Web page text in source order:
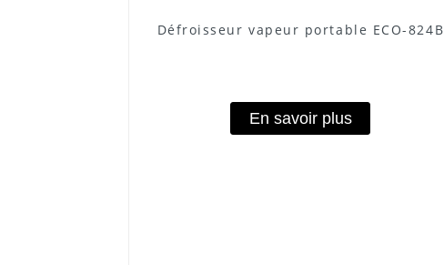
Défroisseur vapeur portable ECO-824B
En savoir plus